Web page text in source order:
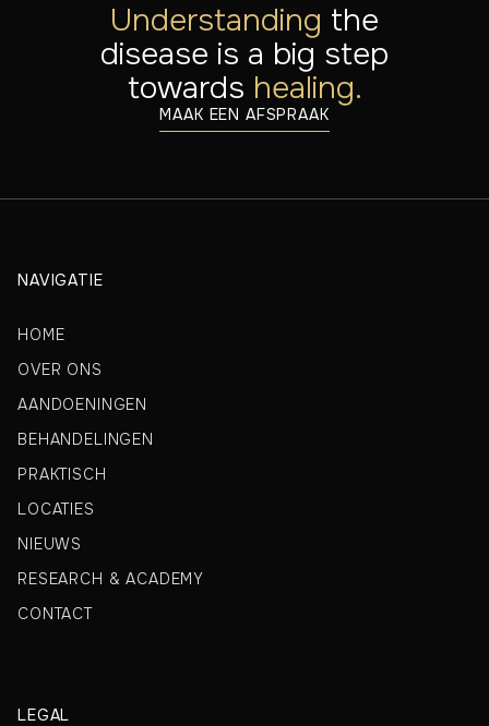
Understanding the
disease is a big step
towards healing.
MAAK EEN AFSPRAAK
NAVIGATIE
HOME
OVER ONS
AANDOENINGEN
BEHANDELINGEN
PRAKTISCH
LOCATIES
NIEUWS
RESEARCH & ACADEMY
CONTACT
LEGAL